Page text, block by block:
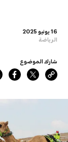
16 يونيو 2025
الرياضة
شارك الموضوع